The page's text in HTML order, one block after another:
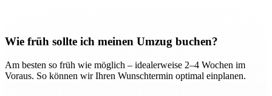
Wie früh sollte ich meinen Umzug buchen?
Am besten so früh wie möglich – idealerweise 2–4 Wochen im
Voraus. So können wir Ihren Wunschtermin optimal einplanen.